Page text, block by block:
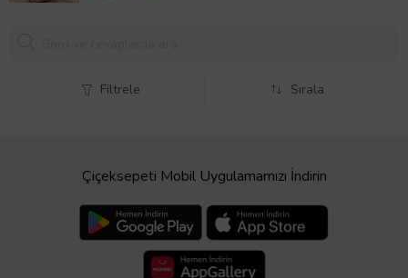
Filtrele Sırala
Çiçeksepeti Mobil Uygulamamızı İndirin